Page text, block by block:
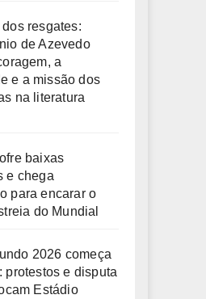
resgates:
de Azevedo
a
e a missão dos
na literatura
baixas
e chega
para encarar o
do Mundial
2026 começa
protestos e disputa
Estádio